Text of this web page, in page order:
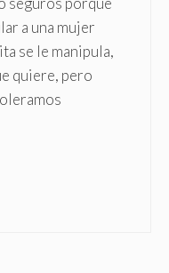
a una mujer
se le manipula,
quiere, pero